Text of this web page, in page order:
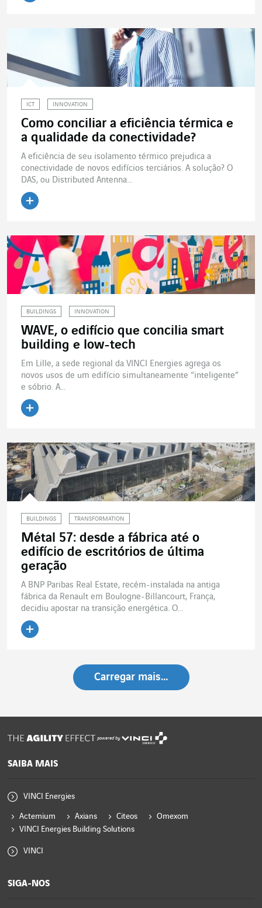
ICT INNOVATION
Como conciliar a eficiência térmica e
a qualidade da conectividade?
A eficiência de seu isolamento térmico prejudica a
conectividade de novos edifícios terciários. A solução? O
DAS, ou Distributed Antenna...
BUILDINGS INNOVATION
WAVE, o edifício que concilia smart
building e low-tech
Em Lille, a sede regional da VINCI Energies agrega os
novos usos de um edifício simultaneamente “inteligente”
e sóbrio. A...
BUILDINGS TRANSFORMATION
Métal 57: desde a fábrica até o
edifício de escritórios de última
geração
A BNP Paribas Real Estate, recém-instalada na antiga
fábrica da Renault em Boulogne-Billancourt, França,
decidiu apostar na transição energética. O...
Carregar mais…
powered by
SAIBA MAIS
VINCI Energies
Actemium Axians Citeos
Omexom
VINCI Energies Building Solutions
VINCI
SIGA-NOS